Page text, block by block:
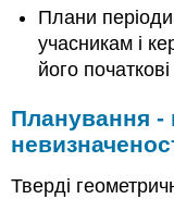
Плани
учасникам і
його
Планування -
Тверді